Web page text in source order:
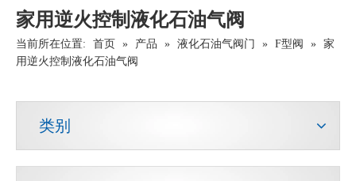
家用逆火控制液化石油气阀
当前所在位置: 首页 » 产品 » 液化石油气阀门 » F型阀 » 家
用逆火控制液化石油气阀
类别